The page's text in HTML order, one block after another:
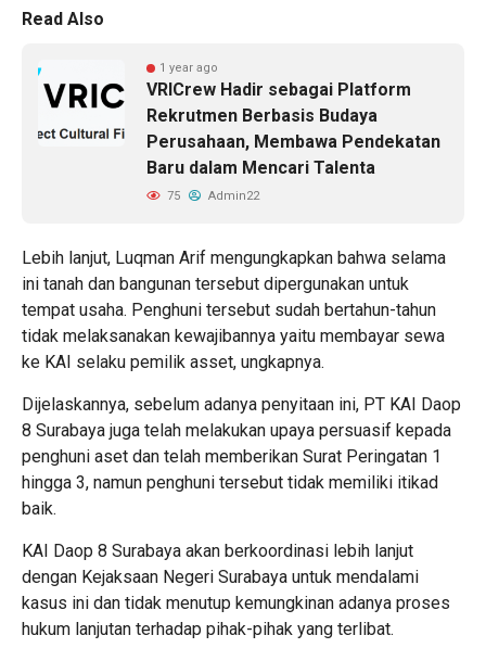
Read Also
1 year ago
VRICrew Hadir sebagai Platform
Rekrutmen Berbasis Budaya
Perusahaan, Membawa Pendekatan
Baru dalam Mencari Talenta
75 Admin22
Lebih lanjut, Luqman Arif mengungkapkan bahwa selama
ini tanah dan bangunan tersebut dipergunakan untuk
tempat usaha. Penghuni tersebut sudah bertahun-tahun
tidak melaksanakan kewajibannya yaitu membayar sewa
ke KAI selaku pemilik asset, ungkapnya.
Dijelaskannya, sebelum adanya penyitaan ini, PT KAI Daop
8 Surabaya juga telah melakukan upaya persuasif kepada
penghuni aset dan telah memberikan Surat Peringatan 1
hingga 3, namun penghuni tersebut tidak memiliki itikad
baik.
KAI Daop 8 Surabaya akan berkoordinasi lebih lanjut
dengan Kejaksaan Negeri Surabaya untuk mendalami
kasus ini dan tidak menutup kemungkinan adanya proses
hukum lanjutan terhadap pihak-pihak yang terlibat.